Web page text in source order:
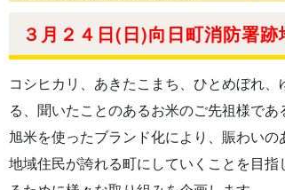
３月２４日(日)向日町消防署
コシヒカリ、あきたこまち、ひとめぼれ
る、聞いたことのあるお米のご先祖様で
旭米を使ったブランド化により、賑わいの
地域住民が誇れる町にしていくことを目指